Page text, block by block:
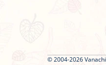
© 2004-2026 Vanachi